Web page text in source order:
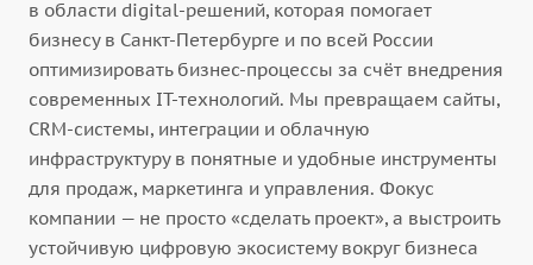
в области digital-решений, которая помогает
бизнесу в Санкт-Петербурге и по всей России
оптимизировать бизнес-процессы за счёт внедрения
современных IT-технологий. Мы превращаем сайты,
CRM-системы, интеграции и облачную
инфраструктуру в понятные и удобные инструменты
для продаж, маркетинга и управления. Фокус
компании — не просто «сделать проект», а выстроить
устойчивую цифровую экосистему вокруг бизнеса